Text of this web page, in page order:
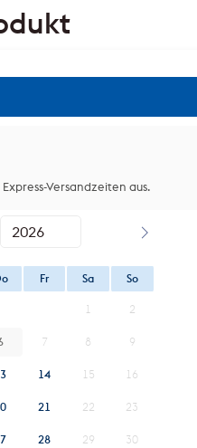
Versandzeiten aus.
Fr Sa So
1 2
7 8 9
14 15 16
21 22 23
28 29 30